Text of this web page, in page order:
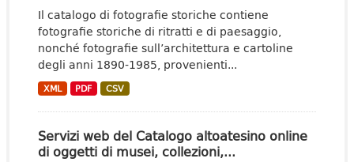
Il catalogo di fotografie storiche contiene
fotografie storiche di ritratti e di paesaggio,
nonché fotografie sull’architettura e cartoline
degli anni 1890-1985, provenienti...
XML PDF CSV
Servizi web del Catalogo altoatesino online
di oggetti di musei, collezioni,...